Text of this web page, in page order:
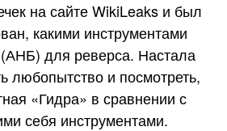
на сайте WikiLeaks и был
какими инструментами
для реверса. Настала
любопытство и посмотреть,
«Гидра» в сравнении с
себя инструментами.